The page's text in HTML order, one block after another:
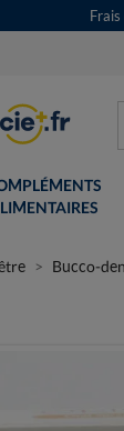
Bucco-